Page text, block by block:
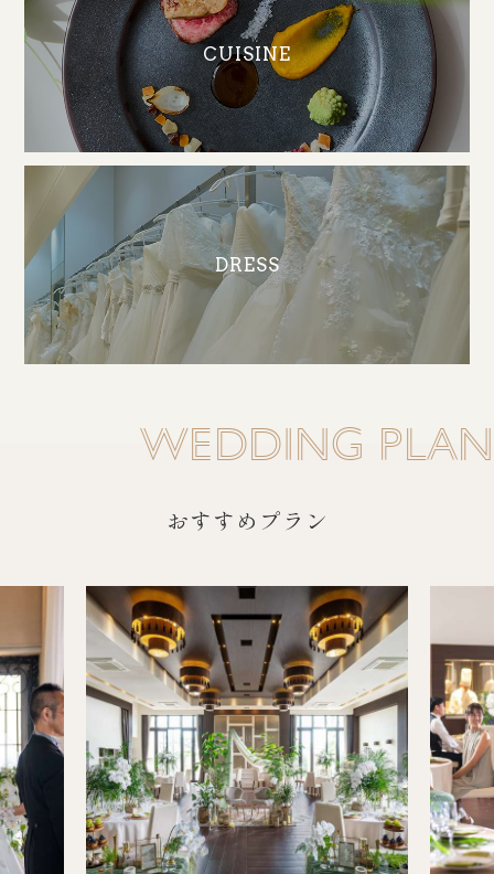
CUISINE
DRESS
WEDDING PLAN
おすすめプラン